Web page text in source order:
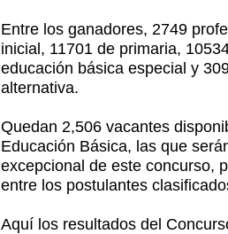
Entre los ganadores, 2749
inicial, 11701 de primaria,
educación básica especial y
alternativa.
Quedan 2,506 vacantes
Educación Básica, las que
excepcional de este concurso,
entre los postulantes
Aquí los resultados del